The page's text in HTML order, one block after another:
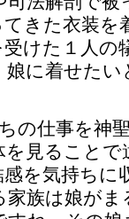
きた衣装を
けた１人の
に着せた
の仕事を神
見ること
を気持ち
族は娘が